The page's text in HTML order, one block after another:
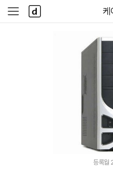
다
케
사
이
다
나
와
등록월